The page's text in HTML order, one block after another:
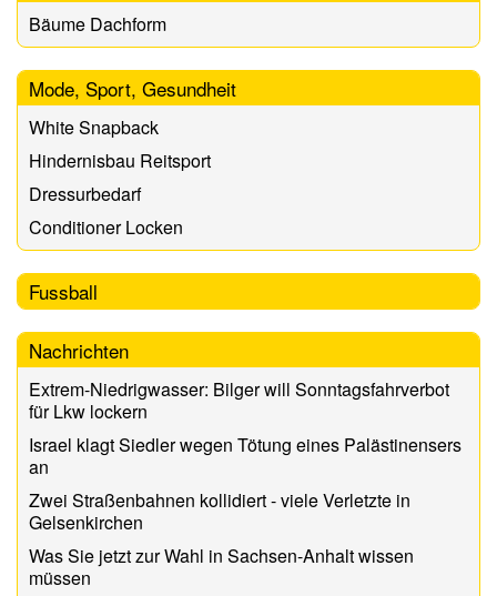
Bäume Dachform
Mode, Sport, Gesundheit
White Snapback
Hindernisbau Reitsport
Dressurbedarf
Conditioner Locken
Fussball
Nachrichten
Extrem-Niedrigwasser: Bilger will Sonntagsfahrverbot
für Lkw lockern
Israel klagt Siedler wegen Tötung eines Palästinensers
an
Zwei Straßenbahnen kollidiert - viele Verletzte in
Gelsenkirchen
Was Sie jetzt zur Wahl in Sachsen-Anhalt wissen
müssen